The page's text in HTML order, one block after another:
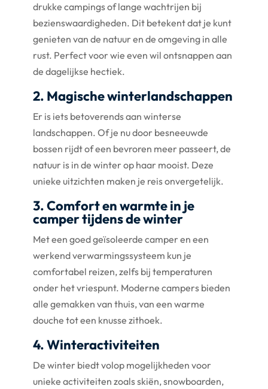
drukke campings of lange wachtrijen bij
bezienswaardigheden. Dit betekent dat je kunt
genieten van de natuur en de omgeving in alle
rust. Perfect voor wie even wil ontsnappen aan
de dagelijkse hectiek.
2. Magische winterlandschappen
Er is iets betoverends aan winterse
landschappen. Of je nu door besneeuwde
bossen rijdt of een bevroren meer passeert, de
natuur is in de winter op haar mooist. Deze
unieke uitzichten maken je reis onvergetelijk.
3. Comfort en warmte in je
camper tijdens de winter
Met een goed geïsoleerde camper en een
werkend verwarmingssysteem kun je
comfortabel reizen, zelfs bij temperaturen
onder het vriespunt. Moderne campers bieden
alle gemakken van thuis, van een warme
douche tot een knusse zithoek.
4. Winteractiviteiten
De winter biedt volop mogelijkheden voor
unieke activiteiten zoals skiën, snowboarden,